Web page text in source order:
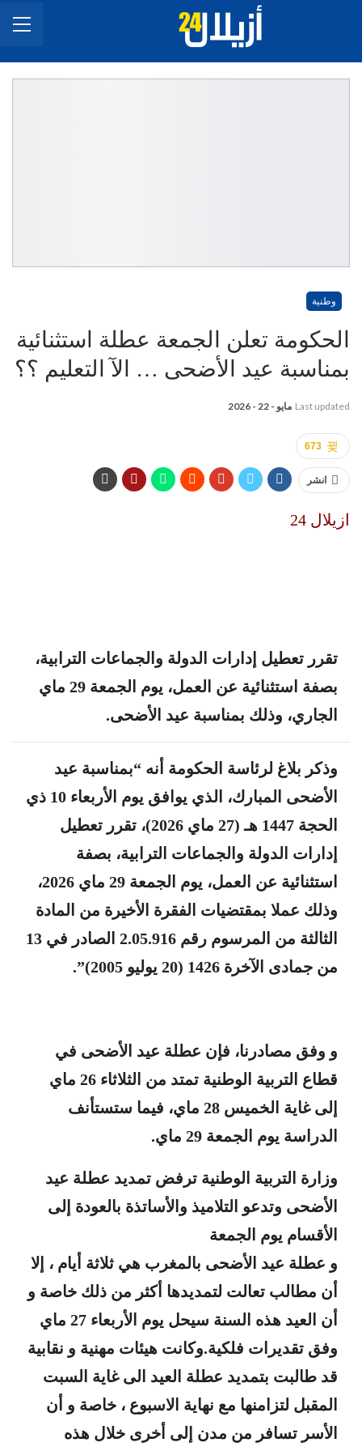
وطنية
الحكومة تعلن الجمعة عطلة استثنائية
بمناسبة عيد الأضحى … الآ التعليم ؟؟
Last updated مايو - 22 - 2026
673
انشر
ازيلال 24
تقرر تعطيل إدارات الدولة والجماعات الترابية،
بصفة استثنائية عن العمل، يوم الجمعة 29 ماي
الجاري، وذلك بمناسبة عيد الأضحى.
وذكر بلاغ لرئاسة الحكومة أنه “بمناسبة عيد
الأضحى المبارك، الذي يوافق يوم الأربعاء 10 ذي
الحجة 1447 هـ (27 ماي 2026)، تقرر تعطيل
إدارات الدولة والجماعات الترابية، بصفة
استثنائية عن العمل، يوم الجمعة 29 ماي 2026،
وذلك عملا بمقتضيات الفقرة الأخيرة من المادة
الثالثة من المرسوم رقم 2.05.916 الصادر في 13
من جمادى الآخرة 1426 (20 يوليو 2005)”.
و وفق مصادرنا، فإن عطلة عيد الأضحى في
قطاع التربية الوطنية تمتد من الثلاثاء 26 ماي
إلى غاية الخميس 28 ماي، فيما ستستأنف
الدراسة يوم الجمعة 29 ماي.
وزارة التربية الوطنية ترفض تمديد عطلة عيد
الأضحى وتدعو التلاميذ والأساتذة بالعودة إلى
الأقسام يوم الجمعة
و عطلة عيد الأضحى بالمغرب هي ثلاثة أيام ، إلا
أن مطالب تعالت لتمديدها أكثر من ذلك خاصة و
أن العيد هذه السنة سيحل يوم الأربعاء 27 ماي
وفق تقديرات فلكية.وكانت هيئات مهنية و نقابية
قد طالبت بتمديد عطلة العيد الى غاية السبت
المقبل لتزامنها مع نهاية الاسبوع ، خاصة و أن
الأسر تسافر من مدن إلى أخرى خلال هذه